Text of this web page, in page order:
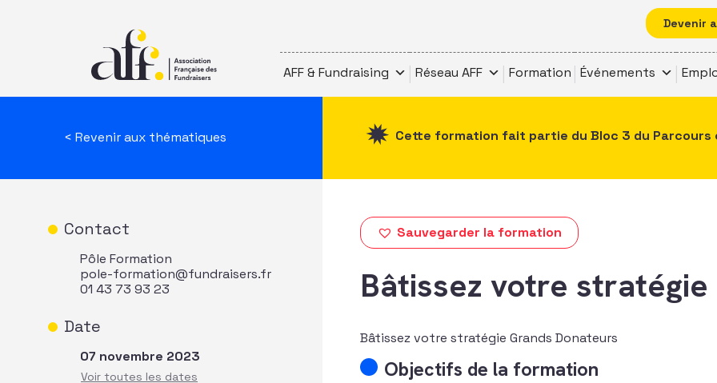
Devenir
AFF & Fundraising Réseau AFF Formation Événements
< Revenir aux thématiques
Contact
Pôle Formation
pole-formation@fundraisers.fr
01 43 73 93 23
Date
07 novembre 2023
Cette formation fait partie du Bloc 3 du
Sauvegarder la formation
Bâtissez votre
Bâtissez votre stratégie Grands Donateurs
Objectifs de la formation